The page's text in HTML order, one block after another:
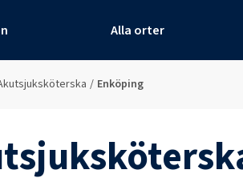
Alla orter
/ Enköping